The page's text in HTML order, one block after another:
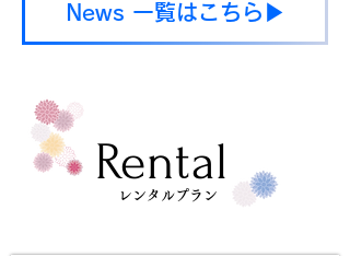
News 一覧はこちら▶
Rental
​レンタルプラン